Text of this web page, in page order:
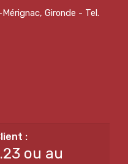
Gironde - Tel.
ou au